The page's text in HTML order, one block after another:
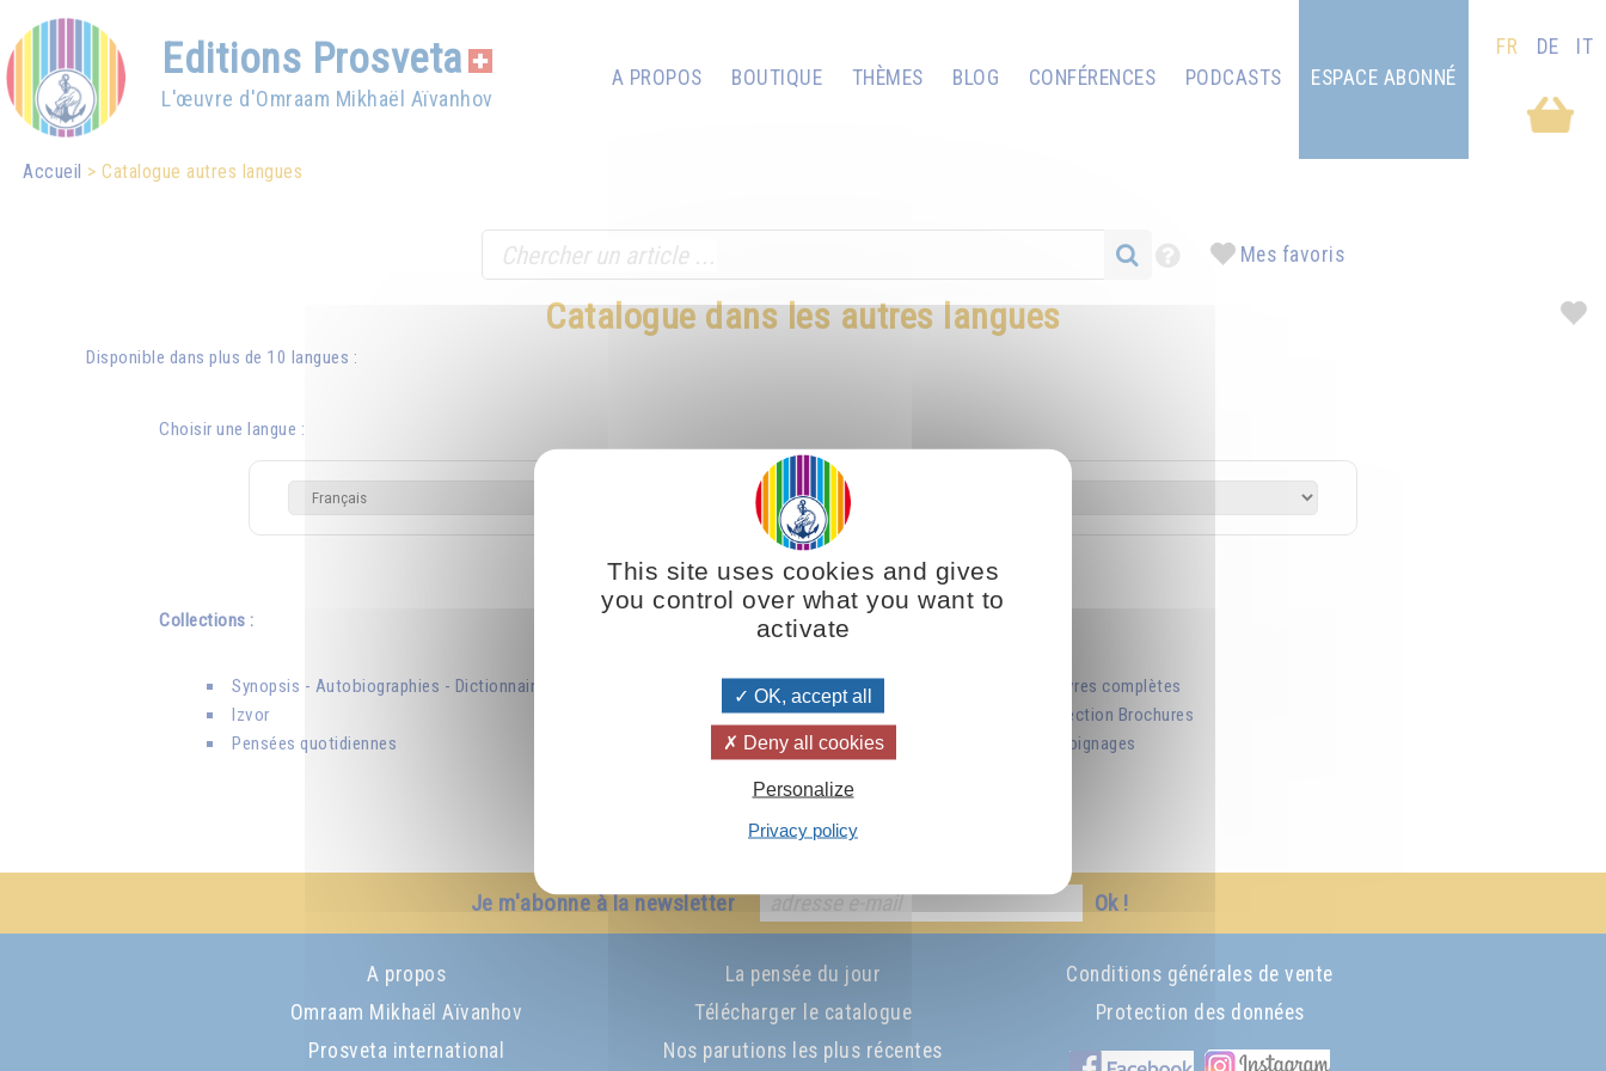
Editions Prosveta
L'œuvre d'Omraam Mikhaël Aïvanhov
A PROPOS BOUTIQUE THÈMES BLOG CONFÉRENCES PODCASTS ESPACE ABONNÉ
FR DE IT
Accueil Catalogue autres langues
Mes favoris
Catalogue dans les autres langues
Disponible dans plus de 10 langues :
Choisir une langue :
Collections :
Synopsis - Autobiographies - Dictionnaire
Izvor
Pensées quotidiennes
Oeuvres complètes
Collection Brochures
Témoignages
Je m'abonne à la newsletter Ok !
A propos
Omraam Mikhaël Aïvanhov
Prosveta international
La pensée du jour
Télécharger le catalogue
Nos parutions les plus récentes
Conditions générales de vente
Protection des données
This site uses cookies and gives
you control over what you want to
activate
OK, accept all
Deny all cookies
Personalize
Privacy policy